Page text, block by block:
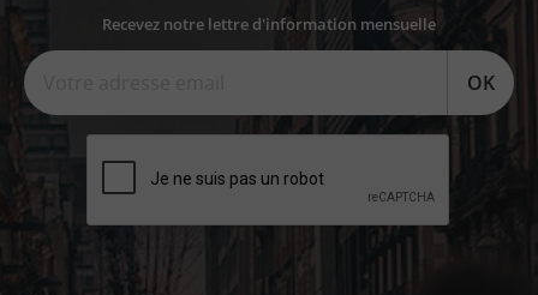
Recevez notre lettre d'information mensuelle
OK